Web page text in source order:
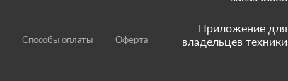
Способы оплаты Оферта
Приложение для
владельцев техники